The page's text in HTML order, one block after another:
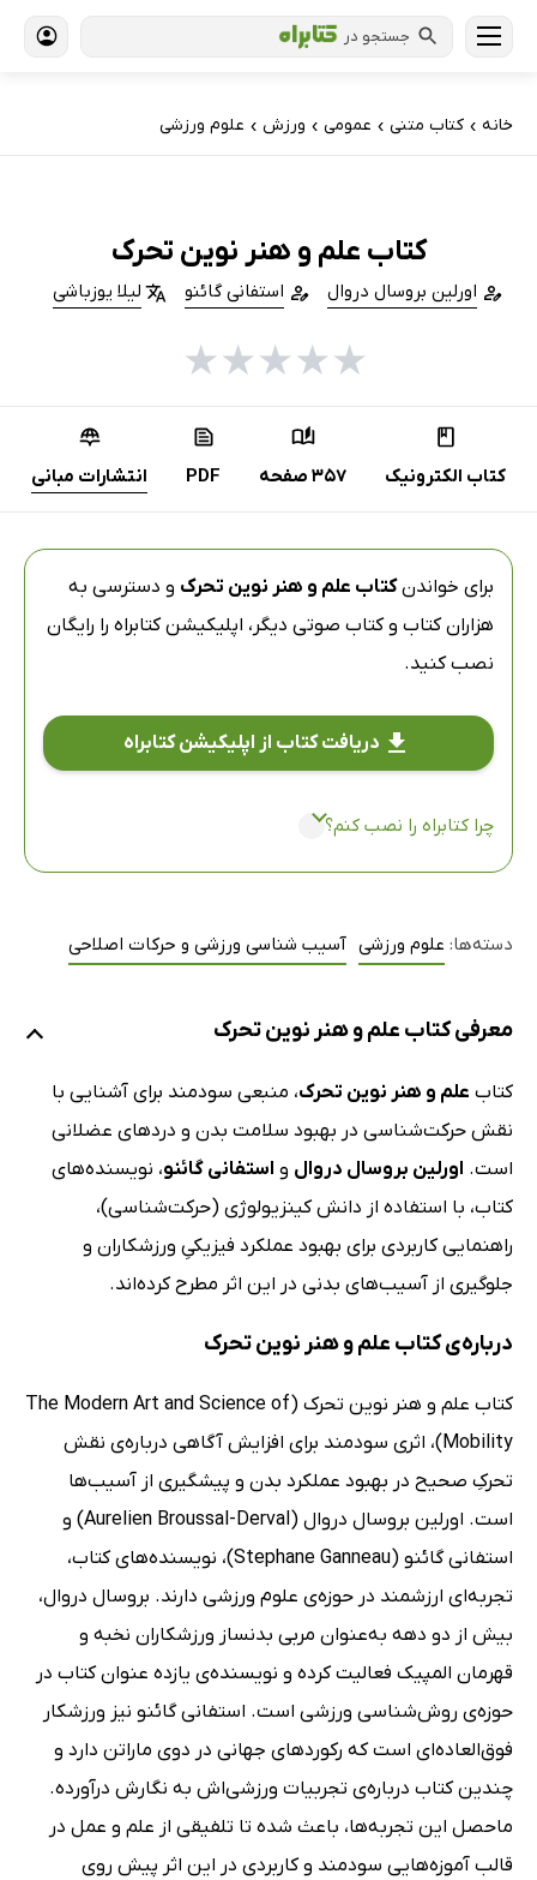
جستجو در
خانه › کتاب‌ متنی › عمومی › ورزش › علوم ورزشی
کتاب علم و هنر نوین تحرک
اورلین بروسال دروال استفانی گائنو لیلا یوزباشی
★
★
★
★
★
کتاب الکترونیک 357 صفحه PDF انتشارات مبانی
برای خواندنکتاب علم و هنر نوین تحرک و دسترسی به
هزاران کتاب و کتاب صوتی دیگر، اپلیکیشن کتابراه را رایگان
نصب کنید.
دریافت کتاب از اپلیکیشن کتابراه
چرا کتابراه را نصب کنم؟
دسته‌ها: علوم ورزشی آسیب شناسی ورزشی و حرکات اصلاحی
معرفی کتاب علم و هنر نوین تحرک
کتاب علم و هنر نوین تحرک، منبعی سودمند برای آشنایی با
نقش حرکت‌شناسی در بهبود سلامت بدن و دردهای عضلانی
است. اورلین بروسال دروال و استفانی گائنو، نویسنده‌های
کتاب، با استفاده از دانش کینزیولوژی (حرکت‌شناسی)،
راهنمایی کاربردی برای بهبود عملکرد فیزیکیِ ورزشکاران و
جلوگیری از آسیب‌های بدنی در این اثر مطرح کرده‌اند.
درباره‌ی کتاب علم و هنر نوین تحرک
کتاب علم و هنر نوین تحرک (The Modern Art and Science of
Mobility)، اثری سودمند برای افزایش آگاهی درباره‌ی نقش
تحرکِ صحیح در بهبود عملکرد بدن و پیشگیری از آسیب‌ها
است. اورلین بروسال دروال (Aurelien Broussal-Derval) و
استفانی گائنو (Stephane Ganneau)، نویسنده‌های کتاب،
تجربه‌ای ارزشمند در حوزه‌‌ی علوم ورزشی دارند. بروسال دروال،
بیش از دو دهه به‌عنوان مربی بدنساز ورزشکاران نخبه و
قهرمان المپیک فعالیت کرده و نویسنده‌ی یازده عنوان کتاب در
حوزه‌ی روش‌شناسی ورزشی است. استفانی گائنو نیز ورزشکار
فوق‌العاده‌ای است که رکوردهای جهانی در دوی ماراتن دارد و
چندین کتاب درباره‌ی تجربیات ورزشی‌اش به نگارش درآورده.
ماحصل این تجربه‌ها، باعث شده تا تلفیقی از علم و عمل در
قالب آموزه‌هایی سودمند و کاربردی در این اثر پیش روی